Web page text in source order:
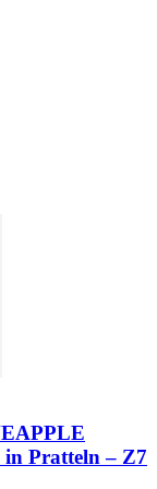
in Pratteln – Z7